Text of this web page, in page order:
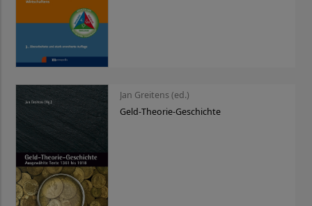
Jan Greitens (ed.)
Geld-Theorie-Geschichte